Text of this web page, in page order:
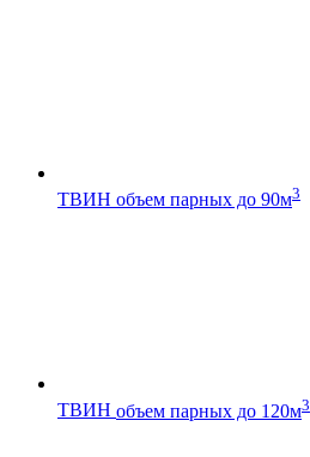
ТВИН объем парных до 90м3
ТВИН объем парных до 120м3